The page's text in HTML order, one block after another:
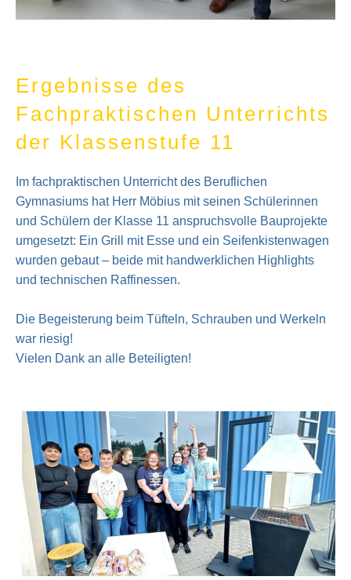
Ergebnisse des
Fachpraktischen Unterrichts
der Klassenstufe 11
Im fachpraktischen Unterricht des Beruflichen
Gymnasiums hat Herr Möbius mit seinen Schülerinnen
und Schülern der Klasse 11 anspruchsvolle Bauprojekte
umgesetzt: Ein Grill mit Esse und ein Seifenkistenwagen
wurden gebaut – beide mit handwerklichen Highlights
und technischen Raffinessen.
Die Begeisterung beim Tüfteln, Schrauben und Werkeln
war riesig!
Vielen Dank an alle Beteiligten!